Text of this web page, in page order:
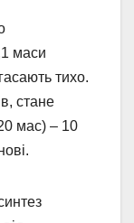
маси
тихо.
стане
мас) – 10